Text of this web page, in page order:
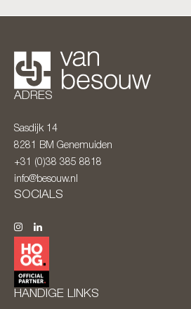
ADRES
Sasdijk 14
8281 BM Genemuiden
+31 (0)38 385 8818
info@besouw.nl
SOCIALS
HANDIGE LINKS